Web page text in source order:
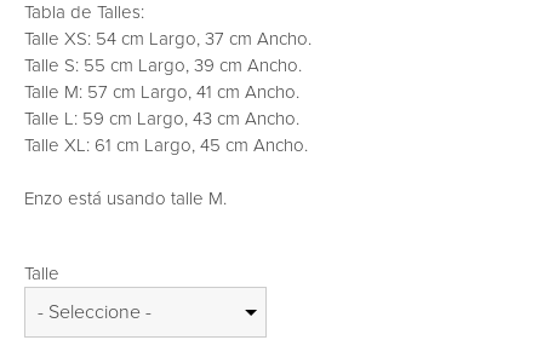
Tabla de Talles:
Talle XS: 54 cm Largo, 37 cm Ancho.
Talle S: 55 cm Largo, 39 cm Ancho.
Talle M: 57 cm Largo, 41 cm Ancho.
Talle L: 59 cm Largo, 43 cm Ancho.
Talle XL: 61 cm Largo, 45 cm Ancho.
Enzo está usando talle M.
Talle